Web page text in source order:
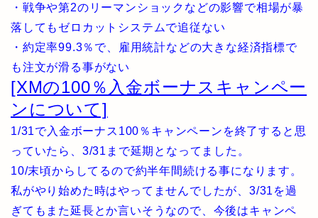
・戦争や第2のリーマンショックなどの影響で相場が暴
落してもゼロカットシステムで追従ない
・約定率99.3％で、雇用統計などの大きな経済指標で
も注文が滑る事がない
[XMの100％入金ボーナスキャンペー
ンについて]
1/31で入金ボーナス100％キャンペーンを終了すると思
っていたら、3/31まで延期となってました。
10/末頃からしてるので約半年間続ける事になります。
私がやり始めた時はやってませんでしたが、3/31を過
ぎてもまた延長とか言いそうなので、今後はキャンペ